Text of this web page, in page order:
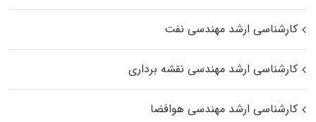
کارشناسی ارشد مهندسی نفت
کارشناسی ارشد مهندسی نقشه برداری
کارشناسی ارشد مهندسی هوافضا